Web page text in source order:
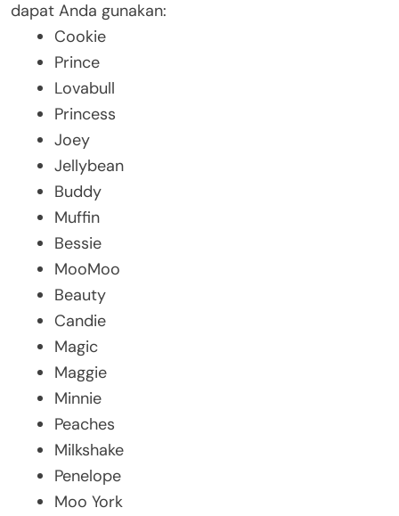
dapat Anda gunakan:
Cookie
Prince
Lovabull
Princess
Joey
Jellybean
Buddy
Muffin
Bessie
MooMoo
Beauty
Candie
Magic
Maggie
Minnie
Peaches
Milkshake
Penelope
Moo York